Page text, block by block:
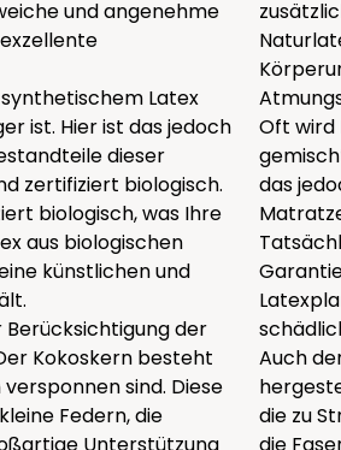
und angenehme
Latex
ist. Hier ist das jedoch
dieser
zertifiziert biologisch.
biologisch, was Ihre
aus biologischen
künstlichen und
der
Kokoskern besteht
versponnen sind. Diese
Federn, die
Oft wird
das
Auch
die zu